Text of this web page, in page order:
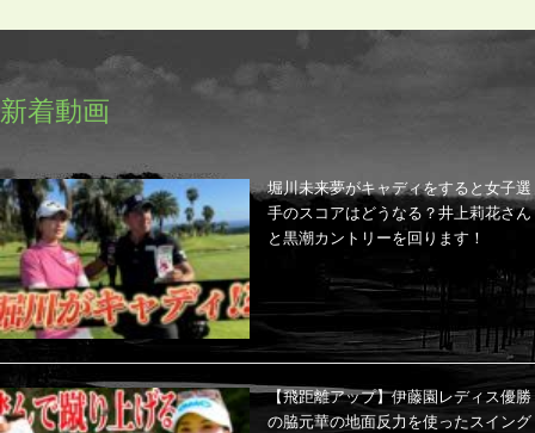
新着動画
堀川未来夢がキャディをすると女子選
手のスコアはどうなる？井上莉花さん
と黒潮カントリーを回ります！
【飛距離アップ】伊藤園レディス優勝
の脇元華の地面反力を使ったスイング